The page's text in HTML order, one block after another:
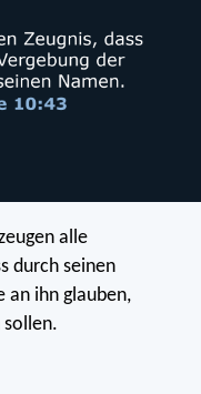
alle
durch seinen
an ihn glauben,
sollen.